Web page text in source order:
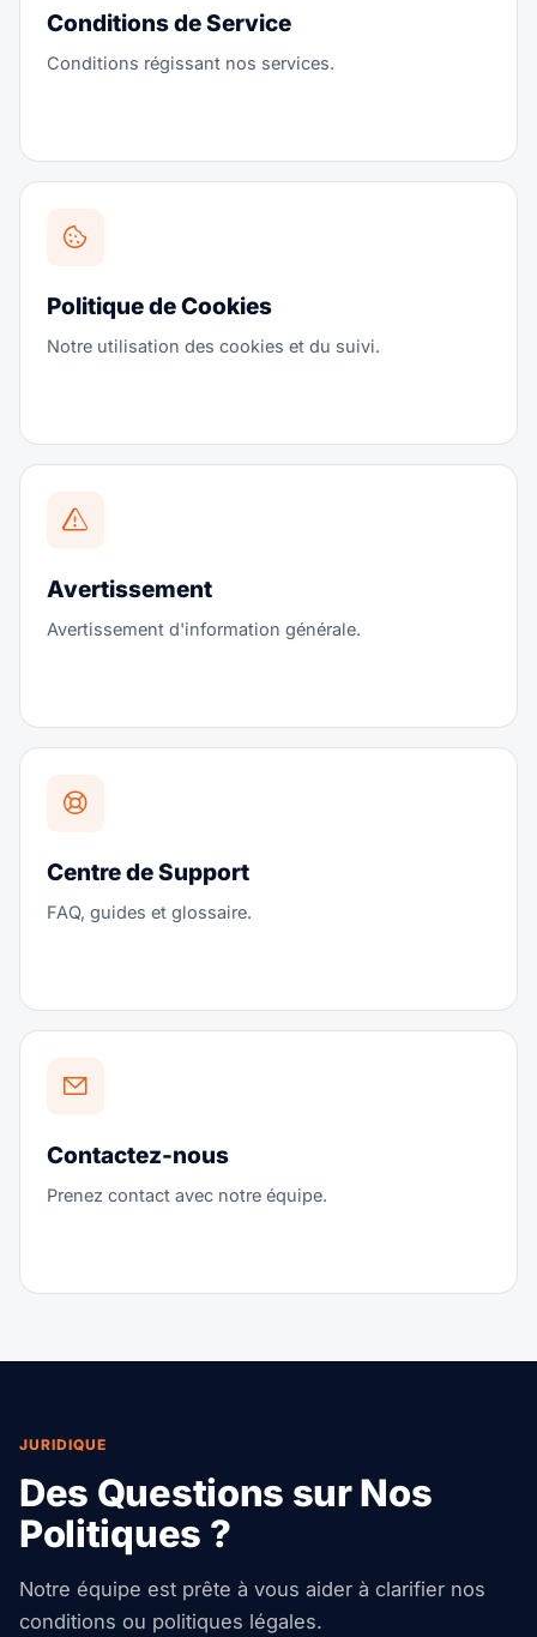
Conditions de Service
Conditions régissant nos services.
Politique de Cookies
Notre utilisation des cookies et du suivi.
Avertissement
Avertissement d'information générale.
Centre de Support
FAQ, guides et glossaire.
Contactez-nous
Prenez contact avec notre équipe.
JURIDIQUE
Des Questions sur Nos
Politiques ?
Notre équipe est prête à vous aider à clarifier nos
conditions ou politiques légales.